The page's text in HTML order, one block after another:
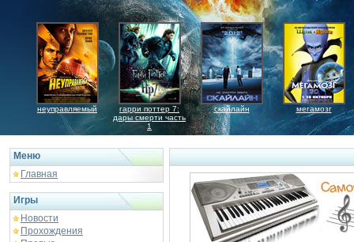
неуправляемый
гарри поттер 7:
дары смерти часть
1
скайлайн мегамозг
Меню
Главная
Игры
Новости
Прохождения